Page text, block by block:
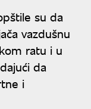
su da
vazdušnu
ratu i u
da
i